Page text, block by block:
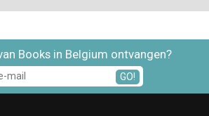
Books in Belgium ontvangen?
GO!